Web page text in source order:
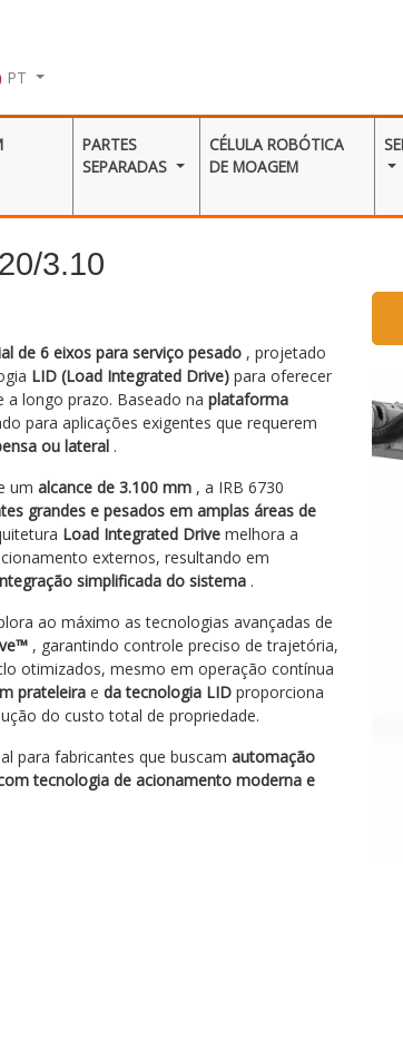
PT
PARTES
SEPARADAS
CÉLULA ROBÓTICA
DE MOAGEM
3.10
de 6 eixos para serviço pesado , projetado
LID (Load Integrated Drive) para oferecer
longo prazo. Baseado na plataforma
para aplicações exigentes que requerem
ou lateral .
um alcance de 3.100 mm , a IRB 6730
grandes e pesados em amplas áreas de
Load Integrated Drive melhora a
externos, resultando em
simplificada do sistema .
ao máximo as tecnologias avançadas de
, garantindo controle preciso de trajetória,
otimizados, mesmo em operação contínua
prateleira e da tecnologia LID proporciona
do custo total de propriedade.
para fabricantes que buscam automação
tecnologia de acionamento moderna e